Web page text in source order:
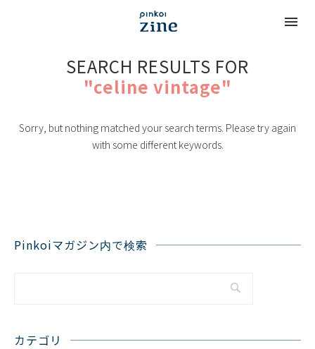
SEARCH RESULTS FOR
"celine vintage"
Sorry, but nothing matched your search terms. Please try again
with some different keywords.
Pinkoiマガジン内で検索
カテゴリ